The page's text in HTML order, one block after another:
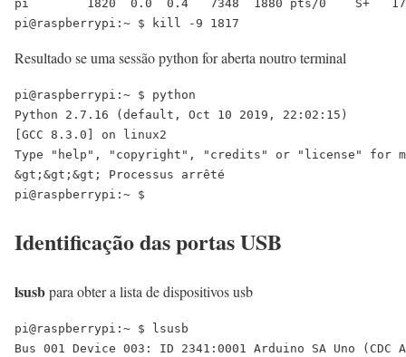
pi        1820  0.0  0.4   7348  1880 pts/0    S+
Resultado se uma sessão python for aberta noutro terminal
pi@raspberrypi:~ $ python
Python 2.7.16 (default, Oct 10 2019, 22:02:15)
[GCC 8.3.0] on linux2
Type "help", "copyright", "credits" or "license" for
&gt;&gt;&gt; Processus arrêté
Identificação das portas USB
lsusbpara obter a lista de dispositivos usb
pi@raspberrypi:~ $ lsusb
Bus 001 Device 003: ID 2341:0001 Arduino SA Uno (CDC